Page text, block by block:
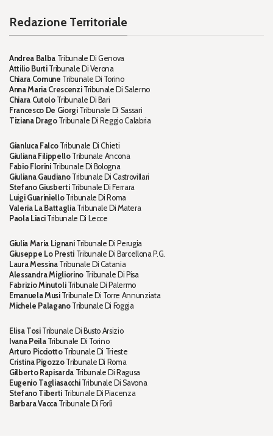
Redazione Territoriale
Andrea BalbaTribunale Di Genova
Attilio BurtiTribunale Di Verona
Chiara Comune Tribunale Di Torino
Anna Maria CrescenziTribunale Di Salerno
Chiara CutoloTribunale Di Bari
Francesco De GiorgiTribunale Di Sassari
Tiziana DragoTribunale Di Reggio Calabria
Gianluca FalcoTribunale Di Chieti
Giuliana FilippelloTribunale Ancona
Fabio FloriniTribunale Di Bologna
Giuliana GaudianoTribunale Di Castrovillari
Stefano GiusbertiTribunale Di Ferrara
Luigi GuarinielloTribunale Di Roma
Valeria La BattagliaTribunale Di Matera
Paola LiaciTribunale Di Lecce
Giulia Maria LignaniTribunale Di Perugia
Giuseppe Lo PrestiTribunale Di Barcellona P.G.
Laura MessinaTribunale Di Catania
Alessandra MigliorinoTribunale Di Pisa
Fabrizio MinutoliTribunale Di Palermo
Emanuela MusiTribunale Di Torre Annunziata
Michele PalaganoTribunale Di Foggia
Elisa TosiTribunale Di Busto Arsizio
Ivana PeilaTribunale Di Torino
Arturo PicciottoTribunale Di Trieste
Cristina PigozzoTribunale Di Roma
Gilberto RapisardaTribunale Di Ragusa
Eugenio TagliasacchiTribunale Di Savona
Stefano TibertiTribunale Di Piacenza
Barbara VaccaTribunale Di Forlì